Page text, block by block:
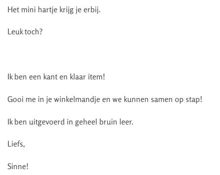
Het mini hartje krijg je erbij.
Leuk toch?
Ik ben een kant en klaar item!
Gooi me in je winkelmandje en we kunnen samen op stap!
Ik ben uitgevoerd in geheel bruin leer.
Liefs,
Sinne!